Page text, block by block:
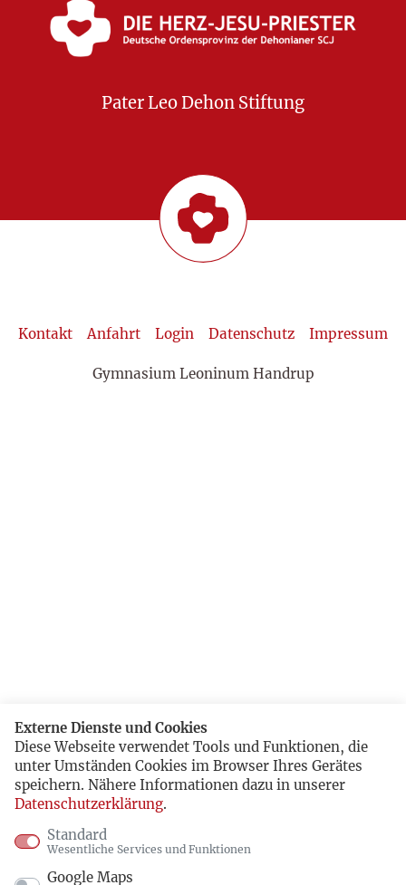
Pater Leo Dehon Stiftung
Kontakt Anfahrt Login Datenschutz Impressum
Gymnasium Leoninum Handrup
Externe Dienste und Cookies
Diese Webseite verwendet Tools und Funktionen, die
unter Umständen Cookies im Browser Ihres Gerätes
speichern. Nähere Informationen dazu in unserer
Datenschutzerklärung.
Standard
Wesentliche Services und Funktionen
Google Maps